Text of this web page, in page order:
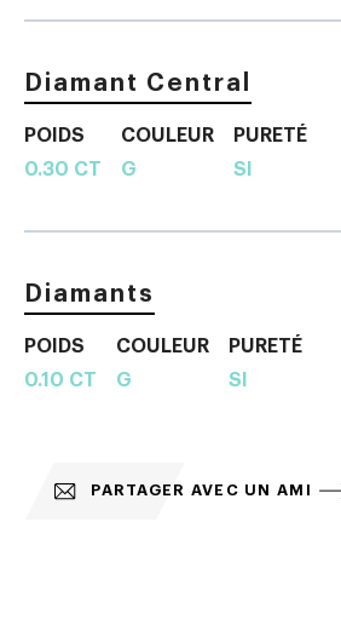
Diamant Central
POIDS
0.30 CT
COULEUR
G
PURETÉ
SI
Diamants
POIDS
0.10 CT
COULEUR
G
PURETÉ
SI
PARTAGER AVEC UN AMI